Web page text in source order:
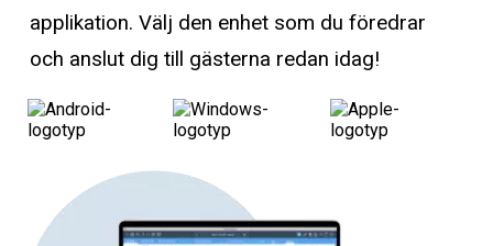
applikation. Välj den enhet som du föredrar
och anslut dig till gästerna redan idag!